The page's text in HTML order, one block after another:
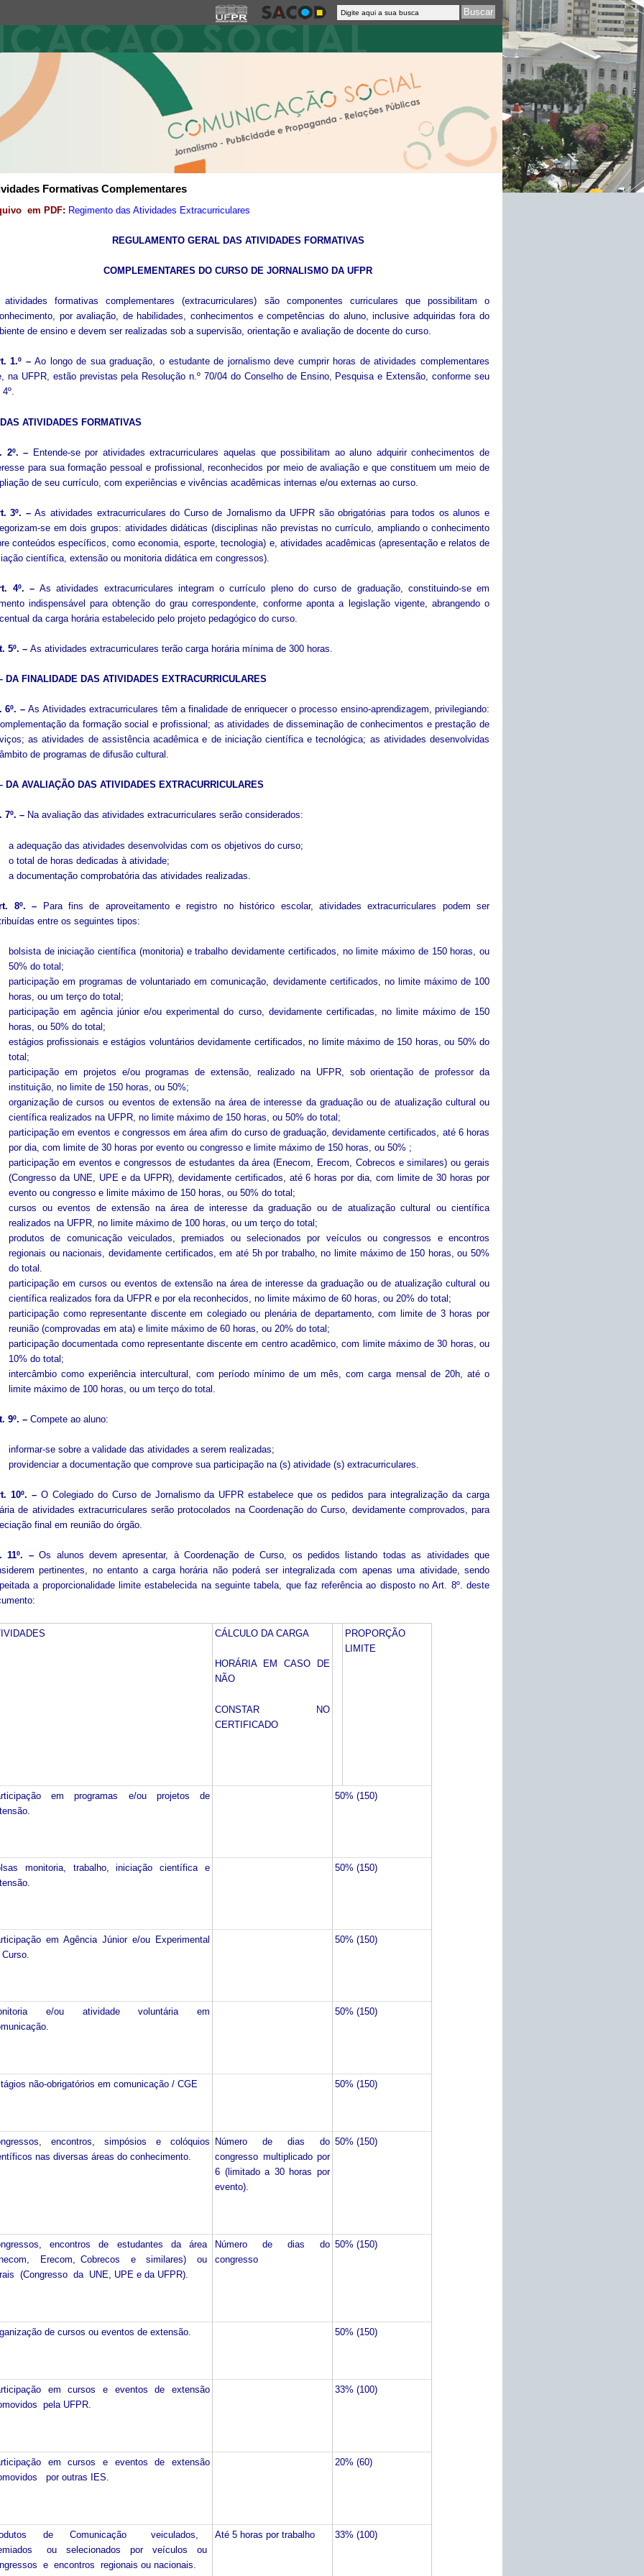
Formativas Complementares
em PDF: Regimento das Atividades Extracurriculares
REGULAMENTO GERAL DAS ATIVIDADES FORMATIVAS
COMPLEMENTARES DO CURSO DE JORNALISMO DA UFPR
formativas complementares (extracurriculares) são componentes curriculares que possibilitam o
por avaliação, de habilidades, conhecimentos e competências do aluno, inclusive adquiridas fora do
de ensino e devem ser realizadas sob a supervisão, orientação e avaliação de docente do curso.
1.º –Ao longo de sua graduação, o estudante de jornalismo deve cumprir horas de atividades complementares
na UFPR, estão previstas pela Resolução n.º 70/04 do Conselho de Ensino, Pesquisa e Extensão, conforme seu
ATIVIDADES FORMATIVAS
2º. – Entende-se por atividades extracurriculares aquelas que possibilitam ao aluno adquirir conhecimentos de
para sua formação pessoal e profissional, reconhecidos por meio de avaliação e que constituem um meio de
de seu currículo, com experiências e vivências acadêmicas internas e/ou externas ao curso.
3º. –As atividades extracurriculares do Curso de Jornalismo da UFPR são obrigatórias para todos os alunos e
se em dois grupos: atividades didáticas (disciplinas não previstas no currículo, ampliando o conhecimento
conteúdos específicos, como economia, esporte, tecnologia) e, atividades acadêmicas (apresentação e relatos de
científica, extensão ou monitoria didática em congressos).
4º. – As atividades extracurriculares integram o currículo pleno do curso de graduação, constituindo-se em
indispensável para obtenção do grau correspondente, conforme aponta a legislação vigente, abrangendo o
da carga horária estabelecido pelo projeto pedagógico do curso.
5º. – As atividades extracurriculares terão carga horária mínima de 300 horas.
– DA FINALIDADE DAS ATIVIDADES EXTRACURRICULARES
6º. –As Atividades extracurriculares têm a finalidade de enriquecer o processo ensino-aprendizagem, privilegiando:
da formação social e profissional; as atividades de disseminação de conhecimentos e prestação de
as atividades de assistência acadêmica e de iniciação científica e tecnológica; as atividades desenvolvidas
de programas de difusão cultural.
– DA AVALIAÇÃO DAS ATIVIDADES EXTRACURRICULARES
7º. – Na avaliação das atividades extracurriculares serão considerados:
a adequação das atividades desenvolvidas com os objetivos do curso;
o total de horas dedicadas à atividade;
a documentação comprobatória das atividades realizadas.
8º. –
Para fins de aproveitamento e registro no histórico escolar, atividades extracurriculares podem ser
entre os seguintes tipos:
bolsista de iniciação científica (monitoria) e trabalho devidamente certificados, no limite máximo de 150 horas, ou
50% do total;
participação em programas de voluntariado em comunicação, devidamente certificados, no limite máximo de 100
horas, ou um terço do total;
participação em agência júnior e/ou experimental do curso, devidamente certificadas, no limite máximo de 150
horas, ou 50% do total;
estágios profissionais e estágios voluntários devidamente certificados, no limite máximo de 150 horas, ou 50% do
total;
participação em projetos e/ou programas de extensão, realizado na UFPR, sob orientação de professor da
instituição, no limite de 150 horas, ou 50%;
organização de cursos ou eventos de extensão na área de interesse da graduação ou de atualização cultural ou
científica realizados na UFPR, no limite máximo de 150 horas, ou 50% do total;
participação em eventos e congressos em área afim do curso de graduação, devidamente certificados, até 6 horas
por dia, com limite de 30 horas por evento ou congresso e limite máximo de 150 horas, ou 50% ;
participação em eventos e congressos de estudantes da área (Enecom, Erecom, Cobrecos e similares) ou gerais
(Congresso da UNE, UPE e da UFPR), devidamente certificados, até 6 horas por dia, com limite de 30 horas por
evento ou congresso e limite máximo de 150 horas, ou 50% do total;
cursos ou eventos de extensão na área de interesse da graduação ou de atualização cultural ou científica
realizados na UFPR, no limite máximo de 100 horas, ou um terço do total;
produtos de comunicação veiculados, premiados ou selecionados por veículos ou congressos e encontros
regionais ou nacionais, devidamente certificados, em até 5h por trabalho, no limite máximo de 150 horas, ou 50%
do total.
participação em cursos ou eventos de extensão na área de interesse da graduação ou de atualização cultural ou
científica realizados fora da UFPR e por ela reconhecidos, no limite máximo de 60 horas, ou 20% do total;
participação como representante discente em colegiado ou plenária de departamento, com limite de 3 horas por
reunião (comprovadas em ata) e limite máximo de 60 horas, ou 20% do total;
participação documentada como representante discente em centro acadêmico, com limite máximo de 30 horas, ou
10% do total;
intercâmbio como experiência intercultural, com período mínimo de um mês, com carga mensal de 20h, até o
limite máximo de 100 horas, ou um terço do total.
9º. – Compete ao aluno:
informar-se sobre a validade das atividades a serem realizadas;
providenciar a documentação que comprove sua participação na (s) atividade (s) extracurriculares.
10º. – O Colegiado do Curso de Jornalismo da UFPR estabelece que os pedidos para integralização da carga
de atividades extracurriculares serão protocolados na Coordenação do Curso, devidamente comprovados, para
final em reunião do órgão.
11º. –Os alunos devem apresentar, à Coordenação de Curso, os pedidos listando todas as atividades que
pertinentes, no entanto a carga horária não poderá ser integralizada com apenas uma atividade, sendo
a proporcionalidade limite estabelecida na seguinte tabela, que faz referência ao disposto no Art. 8º. deste
CÁLCULO DA CARGA
HORÁRIA EM CASO DE
NÃO
CONSTAR NO
CERTIFICADO
PROPORÇÃO
LIMITE
em programas e/ou projetos de
50% (150)
monitoria, trabalho, iniciação científica e
50% (150)
em Agência Júnior e/ou Experimental
Curso.
50% (150)
e/ou atividade voluntária em
50% (150)
não-obrigatórios em comunicação / CGE 50% (150)
encontros, simpósios e colóquios
nas diversas áreas do conhecimento.
Número de dias do
congresso multiplicado por
6 (limitado a 30 horas por
evento).
50% (150)
encontros de estudantes da área
Erecom, Cobrecos e similares) ou
(Congresso da UNE, UPE e da UFPR).
Número de dias do
congresso
50% (150)
de cursos ou eventos de extensão. 50% (150)
em cursos e eventos de extensão
pela UFPR.
33% (100)
em cursos e eventos de extensão
por outras IES.
20% (60)
de Comunicação veiculados,
ou selecionados por veículos ou
e encontros regionais ou nacionais.
Até 5 horas por trabalho 33% (100)